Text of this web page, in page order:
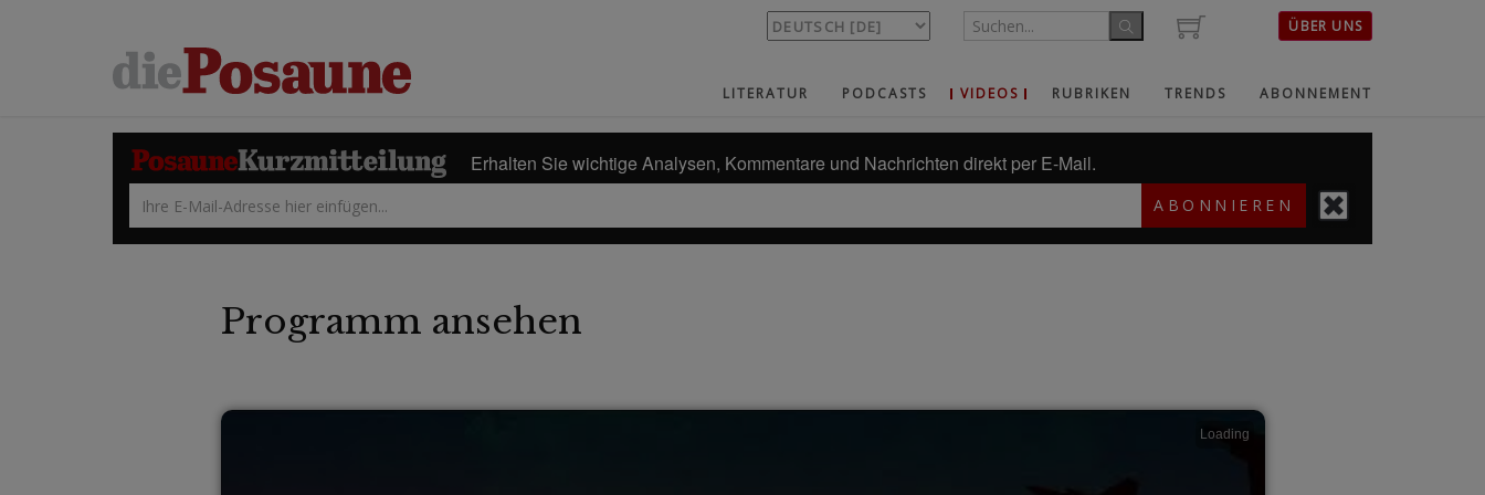
ÜBER UNS
LITERATUR PODCASTS VIDEOS RUBRIKEN TRENDS ABONNEMENT
Erhalten Sie wichtige Analysen, Kommentare und Nachrichten direkt per E-Mail.
ABONNIEREN
Programm ansehen
Loading